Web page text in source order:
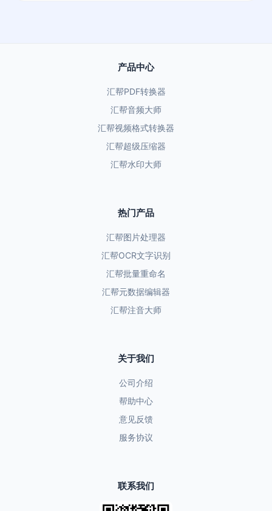
产品中心
汇帮PDF转换器
汇帮音频大师
汇帮视频格式转换器
汇帮超级压缩器
汇帮水印大师
热门产品
汇帮图片处理器
汇帮OCR文字识别
汇帮批量重命名
汇帮元数据编辑器
汇帮注音大师
关于我们
公司介绍
帮助中心
意见反馈
服务协议
联系我们